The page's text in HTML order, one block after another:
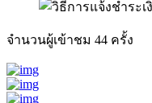
จำนวนผู้เข้าชม 44 ครั้ง